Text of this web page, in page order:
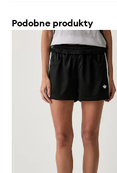
Podobne produkty